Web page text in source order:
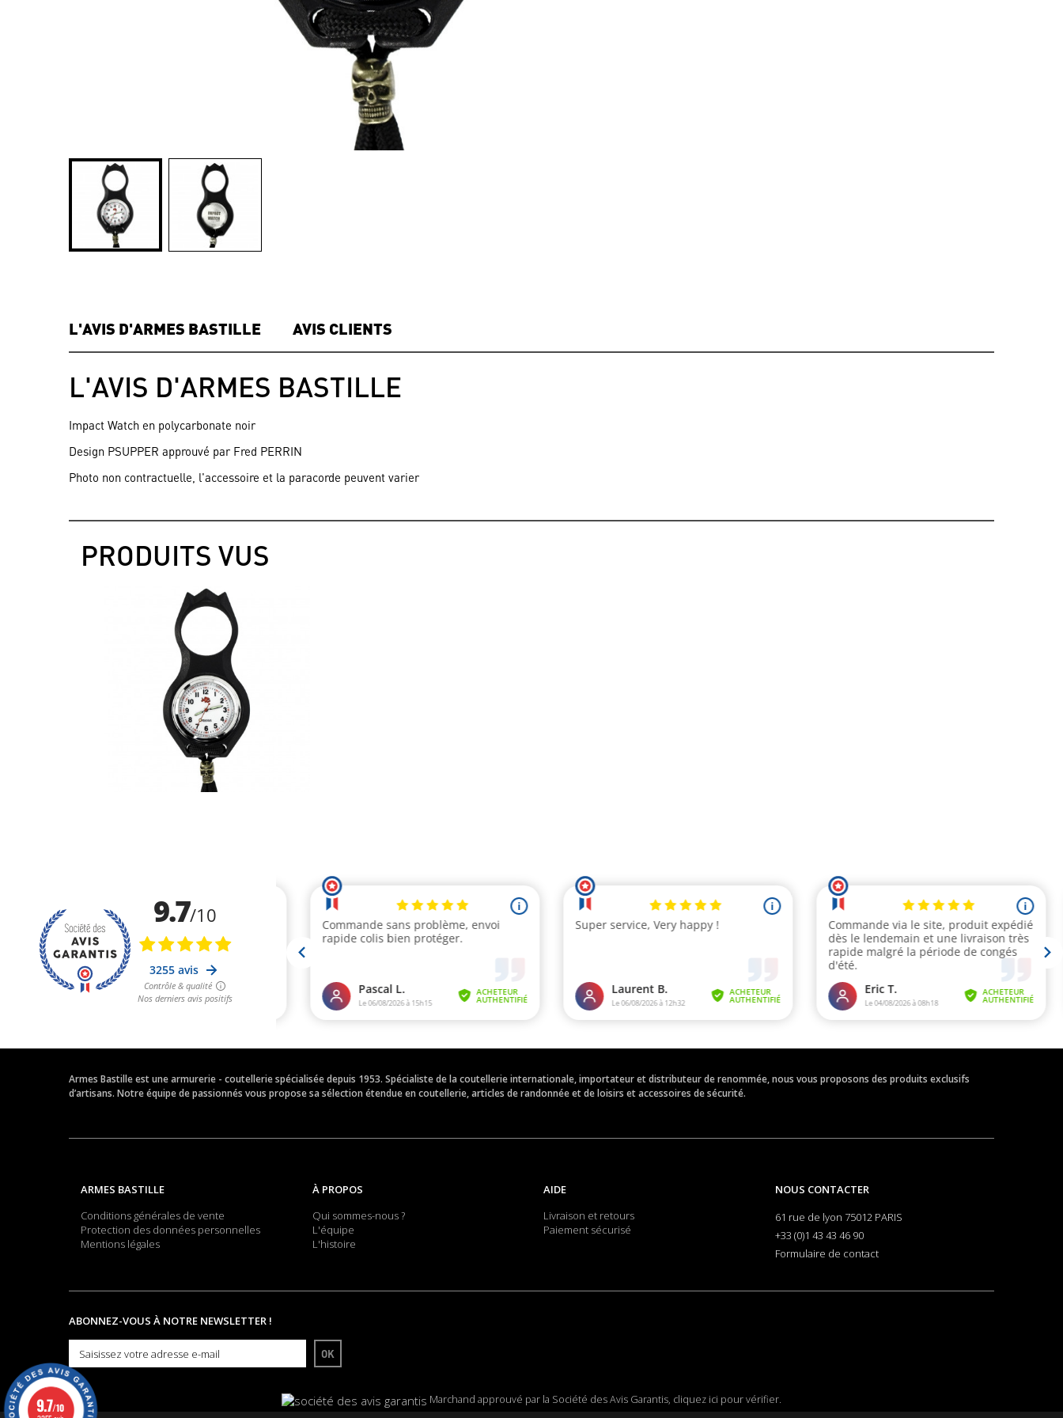
L'AVIS D'ARMES BASTILLE AVIS CLIENTS
L'AVIS D'ARMES BASTILLE
Impact Watch en polycarbonate noir
Design PSUPPER approuvé par Fred PERRIN
Photo non contractuelle, l'accessoire et la paracorde peuvent varier
PRODUITS VUS
Armes Bastille est une armurerie - coutellerie spécialisée depuis 1953. Spécialiste de la coutellerie internationale, importateur et distributeur de renommée, nous vous proposons des produits exclusifs
d’artisans. Notre équipe de passionnés vous propose sa sélection étendue en coutellerie, articles de randonnée et de loisirs et accessoires de sécurité.
ARMES BASTILLE
Conditions générales de vente
Protection des données personnelles
Mentions légales
À PROPOS
Qui sommes-nous ?
L'équipe
L'histoire
AIDE
Livraison et retours
Paiement sécurisé
NOUS CONTACTER
61 rue de lyon 75012 PARIS
+33 (0)1 43 43 46 90
Formulaire de contact
ABONNEZ-VOUS À NOTRE NEWSLETTER !
OK
Marchand approuvé par la Société des Avis Garantis, cliquez ici pour vérifier.
9.7/10